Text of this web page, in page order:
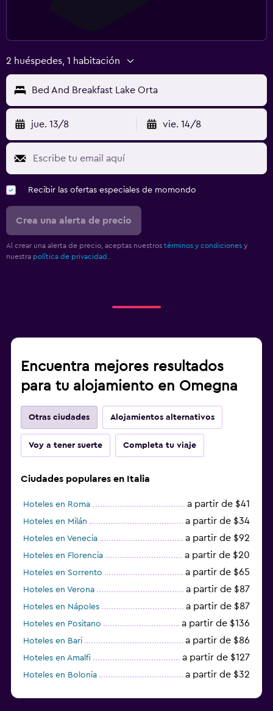
2 huéspedes, 1 habitación
Bed And Breakfast Lake Orta
jue. 13/8 vie. 14/8
Recibir las ofertas especiales de momondo
Crea una alerta de precio
Al crear una alerta de precio, aceptas nuestros términos y condiciones y
nuestra política de privacidad.
Encuentra mejores resultados
para tu alojamiento en Omegna
Otras ciudades Alojamientos alternativos
Voy a tener suerte Completa tu viaje
Ciudades populares en Italia
Hoteles en Roma a partir de $41
Hoteles en Milán a partir de $34
Hoteles en Venecia a partir de $92
Hoteles en Florencia a partir de $20
Hoteles en Sorrento a partir de $65
Hoteles en Verona a partir de $87
Hoteles en Nápoles a partir de $87
Hoteles en Positano a partir de $136
Hoteles en Bari a partir de $86
Hoteles en Amalfi a partir de $127
Hoteles en Bolonia a partir de $32